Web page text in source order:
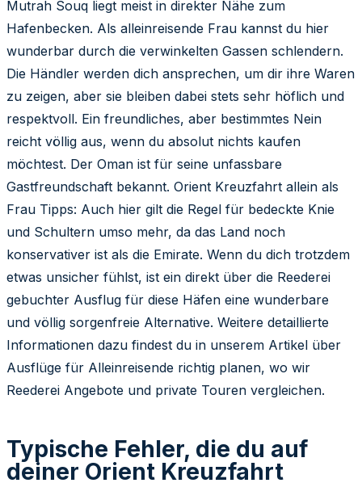
Mutrah Souq liegt meist in direkter Nähe zum
Hafenbecken. Als alleinreisende Frau kannst du hier
wunderbar durch die verwinkelten Gassen schlendern.
Die Händler werden dich ansprechen, um dir ihre Waren
zu zeigen, aber sie bleiben dabei stets sehr höflich und
respektvoll. Ein freundliches, aber bestimmtes Nein
reicht völlig aus, wenn du absolut nichts kaufen
möchtest. Der Oman ist für seine unfassbare
Gastfreundschaft bekannt. Orient Kreuzfahrt allein als
Frau Tipps: Auch hier gilt die Regel für bedeckte Knie
und Schultern umso mehr, da das Land noch
konservativer ist als die Emirate. Wenn du dich trotzdem
etwas unsicher fühlst, ist ein direkt über die Reederei
gebuchter Ausflug für diese Häfen eine wunderbare
und völlig sorgenfreie Alternative. Weitere detaillierte
Informationen dazu findest du in unserem Artikel über
Ausflüge für Alleinreisende richtig planen, wo wir
Reederei Angebote und private Touren vergleichen.
Typische Fehler, die du auf
deiner Orient Kreuzfahrt